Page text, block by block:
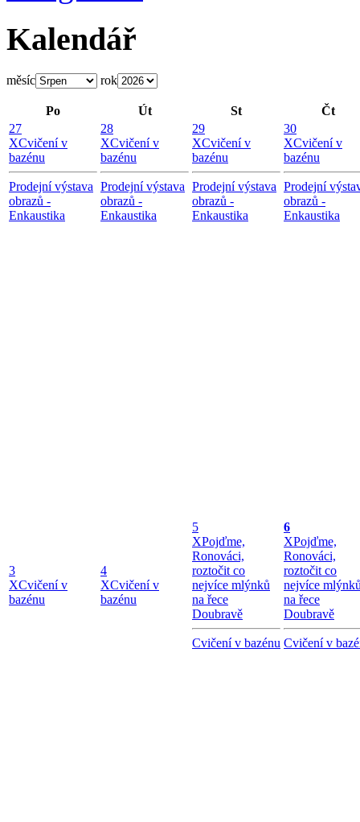
Kalendář
měsíc rok
Po Út St
Čt
27
XCvičení v
bazénu
Prodejní výstava
obrazů -
Enkaustika
28
XCvičení v
bazénu
Prodejní výstava
obrazů -
Enkaustika
29
XCvičení v
bazénu
Prodejní výstava
obrazů -
Enkaustika
30
XCvičení v
bazénu
Prodejní
obrazů -
Enkaustika
3
XCvičení v
bazénu
4
XCvičení v
bazénu
5
XPojďme,
Ronováci,
roztočit co
nejvíce mlýnků
na řece
Doubravě
Cvičení v bazénu
6
XPojďme,
Ronováci,
roztočit co
nejvíce
na řece
Doubravě
Cvičení v